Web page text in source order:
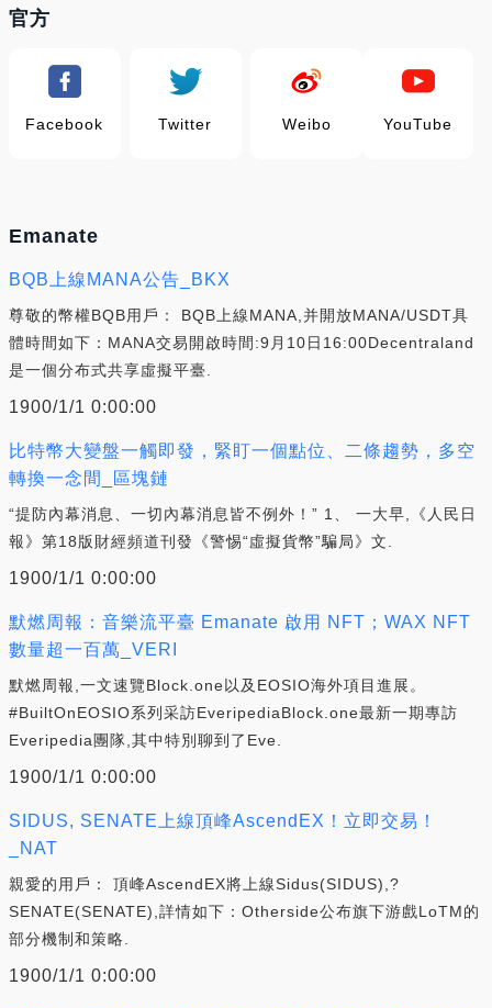
官方
Facebook Twitter Weibo YouTube
Emanate
BQB上線MANA公告_BKX
尊敬的幣權BQB用戶： BQB上線MANA,并開放MANA/USDT具
體時間如下：MANA交易開啟時間:9月10日16:00Decentraland
是一個分布式共享虛擬平臺.
1900/1/1 0:00:00
比特幣大變盤一觸即發，緊盯一個點位、二條趨勢，多空
轉換一念間_區塊鏈
“提防內幕消息、一切內幕消息皆不例外！” 1、 一大早,《人民日
報》第18版財經頻道刊發《警惕“虛擬貨幣”騙局》文.
1900/1/1 0:00:00
默燃周報：音樂流平臺 Emanate 啟用 NFT；WAX NFT
數量超一百萬_VERI
默燃周報,一文速覽Block.one以及EOSIO海外項目進展。
#BuiltOnEOSIO系列采訪EveripediaBlock.one最新一期專訪
Everipedia團隊,其中特別聊到了Eve.
1900/1/1 0:00:00
SIDUS, SENATE上線頂峰AscendEX！立即交易！
_NAT
親愛的用戶： 頂峰AscendEX將上線Sidus(SIDUS),?
SENATE(SENATE),詳情如下：Otherside公布旗下游戲LoTM的
部分機制和策略.
1900/1/1 0:00:00